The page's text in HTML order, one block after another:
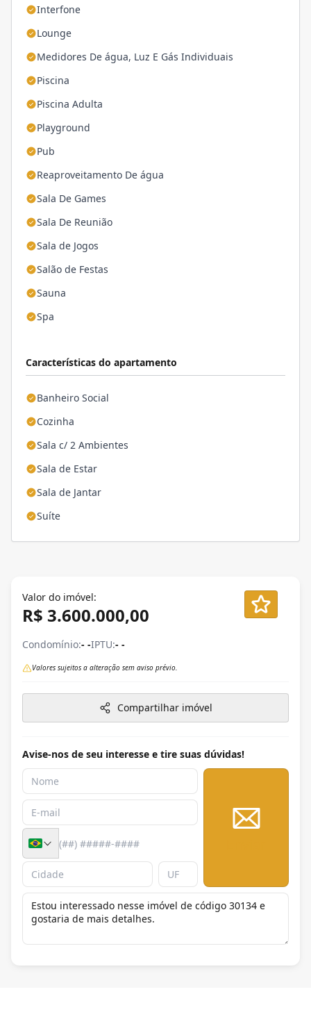
Interfone
Lounge
Medidores De água, Luz E Gás Individuais
Piscina
Piscina Adulta
Playground
Pub
Reaproveitamento De água
Sala De Games
Sala De Reunião
Sala de Jogos
Salão de Festas
Sauna
Spa
Características do apartamento
Banheiro Social
Cozinha
Sala c/ 2 Ambientes
Sala de Estar
Sala de Jantar
Suíte
Valor do imóvel:
R$ 3.600.000,00
Condomínio:- -IPTU:- -
Valores sujeitos a alteração sem aviso prévio.
Compartilhar imóvel
Avise-nos de seu interesse e tire suas dúvidas!